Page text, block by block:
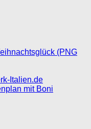
(PNG
Italien.de
mit Boni